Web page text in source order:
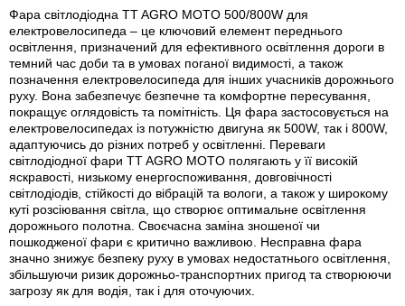
Фара світлодіодна TT AGRO MOTO 500/800W для
електровелосипеда – це ключовий елемент переднього
освітлення, призначений для ефективного освітлення дороги в
темний час доби та в умовах поганої видимості, а також
позначення електровелосипеда для інших учасників дорожнього
руху. Вона забезпечує безпечне та комфортне пересування,
покращує оглядовість та помітність. Ця фара застосовується на
електровелосипедах із потужністю двигуна як 500W, так і 800W,
адаптуючись до різних потреб у освітленні. Переваги
світлодіодної фари TT AGRO MOTO полягають у її високій
яскравості, низькому енергоспоживання, довговічності
світлодіодів, стійкості до вібрацій та вологи, а також у широкому
куті розсіювання світла, що створює оптимальне освітлення
дорожнього полотна. Своєчасна заміна зношеної чи
пошкодженої фари є критично важливою. Несправна фара
значно знижує безпеку руху в умовах недостатнього освітлення,
збільшуючи ризик дорожньо-транспортних пригод та створюючи
загрозу як для водія, так і для оточуючих.